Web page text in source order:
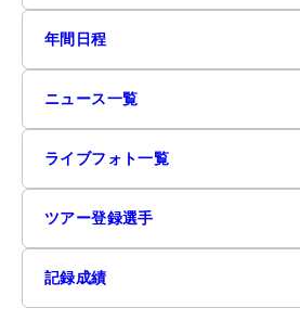
年間日程
ニュース一覧
ライブフォト一覧
ツアー登録選手
記録成績